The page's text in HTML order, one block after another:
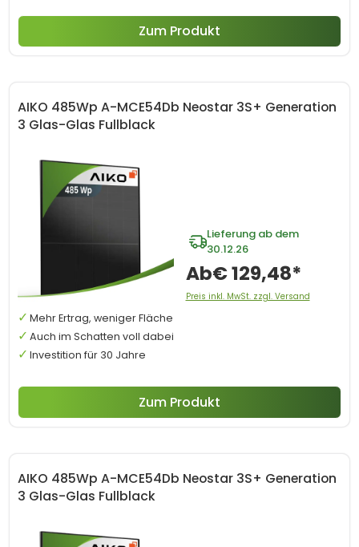
Zum Produkt
AIKO 485Wp A-MCE54Db Neostar 3S+ Generation
3 Glas-Glas Fullblack
Lieferung ab dem
30.12.26
Ab€ 129,48*
Preis inkl. MwSt. zzgl. Versand
Mehr Ertrag, weniger Fläche
Auch im Schatten voll dabei
Investition für 30 Jahre
Zum Produkt
AIKO 485Wp A-MCE54Db Neostar 3S+ Generation
3 Glas-Glas Fullblack